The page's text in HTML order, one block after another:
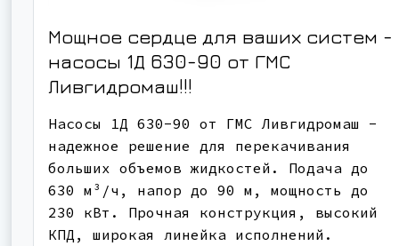
Мощное сердце для ваших систем -
насосы 1Д 630-90 от ГМС
Ливгидромаш!!!
Насосы 1Д 630-90 от ГМС Ливгидромаш -
надежное решение для перекачивания
больших объемов жидкостей. Подача до
630 м³/ч, напор до 90 м, мощность до
230 кВт. Прочная конструкция, высокий
КПД, широкая линейка исполнений.